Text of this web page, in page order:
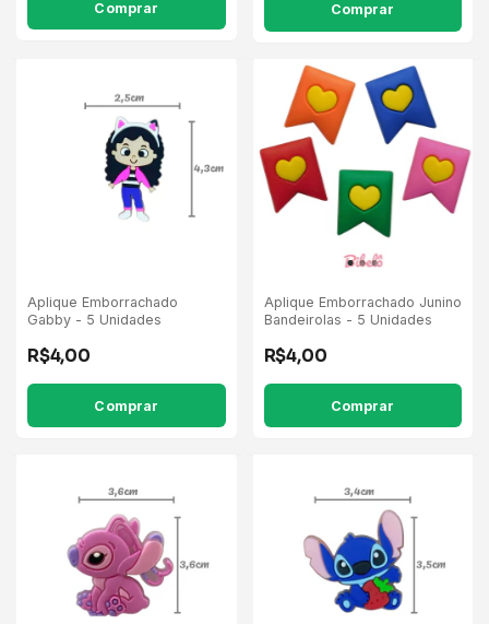
Comprar
Aplique Emborrachado
Gabby - 5 Unidades
R$4,00
Aplique Emborrachado Junino
Bandeirolas - 5 Unidades
R$4,00
Comprar